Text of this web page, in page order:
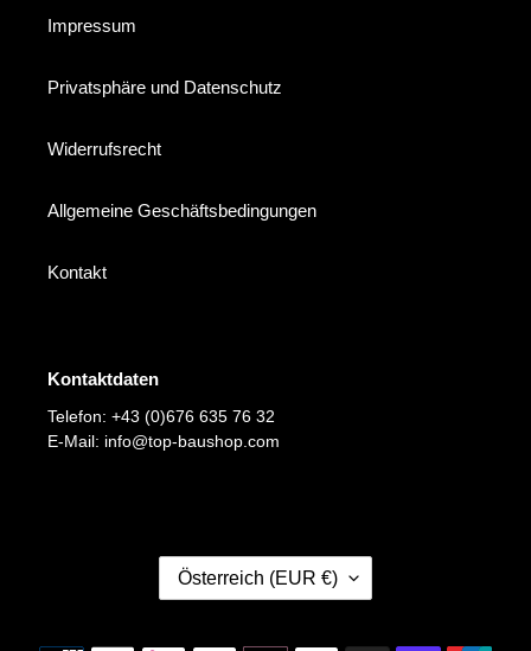
Impressum
Privatsphäre und Datenschutz
Widerrufsrecht
Allgemeine Geschäftsbedingungen
Kontakt
Kontaktdaten
Telefon: +43 (0)676 635 76 32
E-Mail: info@top-baushop.com
D
Österreich (EUR €)
Zahlungsmethoden